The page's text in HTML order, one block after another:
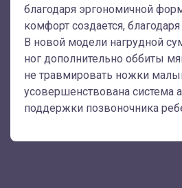
благодаря эргономичной
комфорт создается,
В новой модели нагрудной
ног дополнительно оббиты
не травмировать ножки
усовершенствована система
поддержки позвоночника